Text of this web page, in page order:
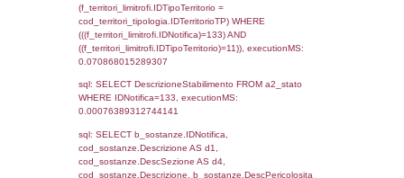
0.08129096031189
sql: SELECT f_territori_limitrofi.Distanza,
f_territori_limitrofi.Direzione,
f_territori_limitrofi.Denominazione,
f_territori_limitrofi.DescAltro FROM
JOIN cod_territori_tipologia ON
(f_territori_limitrofi.IDTipologiaTerritorio =